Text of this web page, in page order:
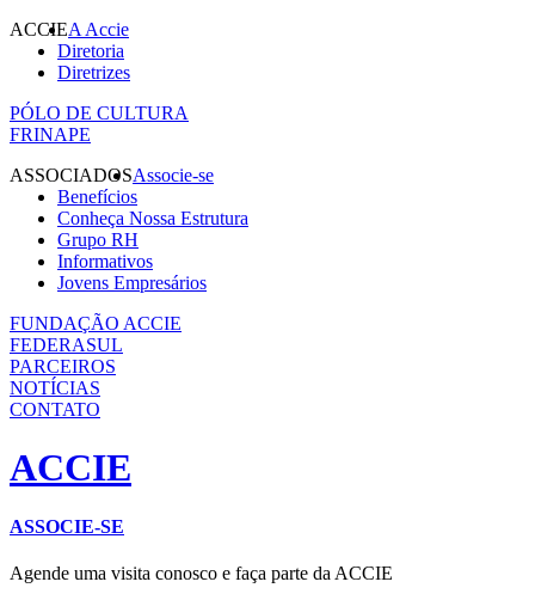
ACCIEA Accie
Diretoria
Diretrizes
PÓLO DE CULTURA
FRINAPE
ASSOCIADOSAssocie-se
Benefícios
Conheça Nossa Estrutura
Grupo RH
Informativos
Jovens Empresários
FUNDAÇÃO ACCIE
FEDERASUL
PARCEIROS
NOTÍCIAS
CONTATO
ACCIE
ASSOCIE-SE
Agende uma visita conosco e faça parte da ACCIE